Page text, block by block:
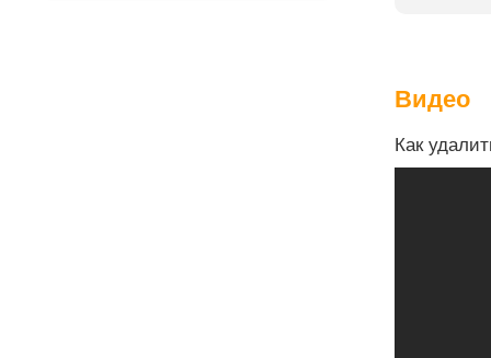
Видео
Как